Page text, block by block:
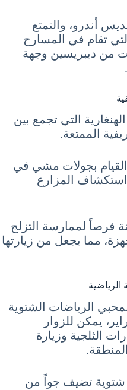
أندرو، والتمتع
تقام في المسارح
من ديبريسين وجهة
التي تجمع بين
الممتعة.
بجولات مشي في
المزارع
فرصاً لممارسة التزلج
مما يجعل من زيارتها
الرياضات الشتوية
يمكن للزوار
الثلجية وزيارة
شتوية تضيف جواً من